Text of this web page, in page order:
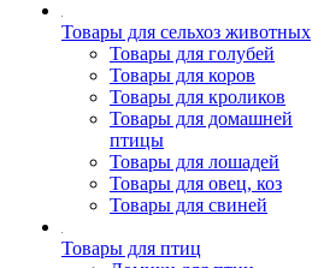
Товары для сельхоз животных
Товары для голубей
Товары для коров
Товары для кроликов
Товары для домашней
птицы
Товары для лошадей
Товары для овец, коз
Товары для свиней
Товары для птиц